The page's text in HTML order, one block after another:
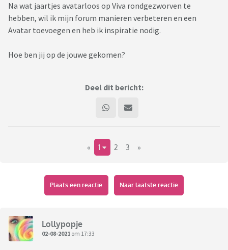
Na wat jaartjes avatarloos op Viva rondgezworven te
hebben, wil ik mijn forum manieren verbeteren en een
Avatar toevoegen en heb ik inspiratie nodig.
Hoe ben jij op de jouwe gekomen?
Deel dit bericht:
« 1 2 3 »
Plaats een reactie Naar laatste reactie
Lollypopje
02-08-2021 om 17:33